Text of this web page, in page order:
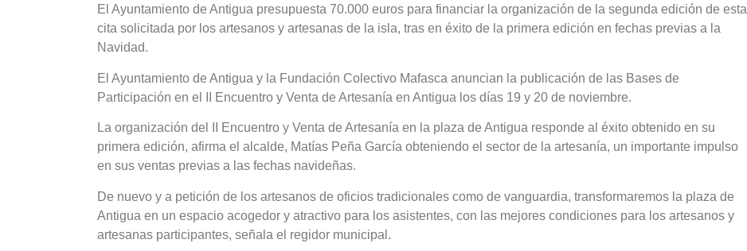
El Ayuntamiento de Antigua presupuesta 70.000 euros para financiar la organización de la segunda edición de esta
cita solicitada por los artesanos y artesanas de la isla, tras en éxito de la primera edición en fechas previas a la
Navidad.
El Ayuntamiento de Antigua y la Fundación Colectivo Mafasca anuncian la publicación de las Bases de
Participación en el II Encuentro y Venta de Artesanía en Antigua los días 19 y 20 de noviembre.
La organización del II Encuentro y Venta de Artesanía en la plaza de Antigua responde al éxito obtenido en su
primera edición, afirma el alcalde, Matías Peña García obteniendo el sector de la artesanía, un importante impulso
en sus ventas previas a las fechas navideñas.
De nuevo y a petición de los artesanos de oficios tradicionales como de vanguardia, transformaremos la plaza de
Antigua en un espacio acogedor y atractivo para los asistentes, con las mejores condiciones para los artesanos y
artesanas participantes, señala el regidor municipal.